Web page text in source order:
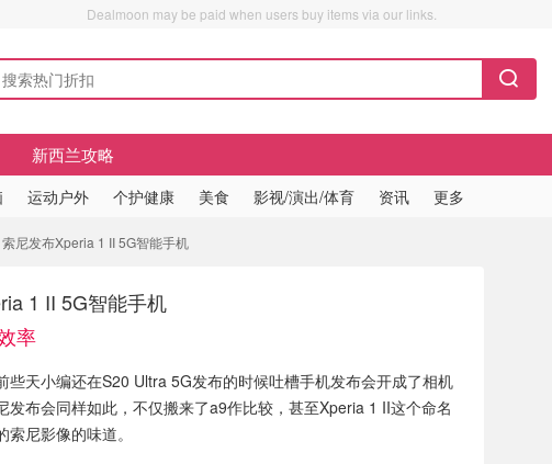
Dealmoon may be paid when users buy items via our links.
新西兰攻略
运动户外 个护健康 美食 影视/演出/体育 资讯 更多
尼发布Xperia 1 II 5G智能手机
1 II 5G智能手机
率
些天小编还在S20 Ultra 5G发布的时候吐槽手机发布会开成了相机
发布会同样如此，不仅搬来了a9作比较，甚至Xperia 1 II这个命名
尼影像的味道。